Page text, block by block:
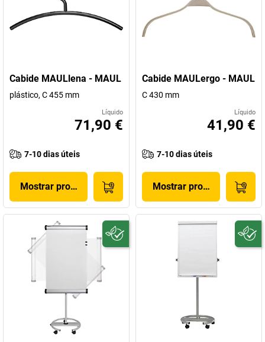
Cabide MAULlena - MAUL
plástico, C 455 mm
Líquido
71,90 €
7-10 dias úteis
Mostrar produto
Cabide MAULergo - MAUL
C 430 mm
Líquido
41,90 €
7-10 dias úteis
Mostrar produto